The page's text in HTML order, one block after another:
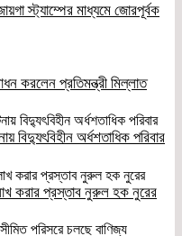
স্ট্যাম্পের মাধ্যমে জোরপূর্বক
করলেন প্রতিমন্ত্রী মিল্লাত
বিদ্যুৎবিহীন অর্ধশতাধিক পরিবার
করার প্রস্তাব নুরুল হক নুরের